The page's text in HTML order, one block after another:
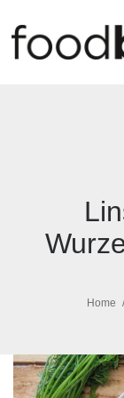
Home